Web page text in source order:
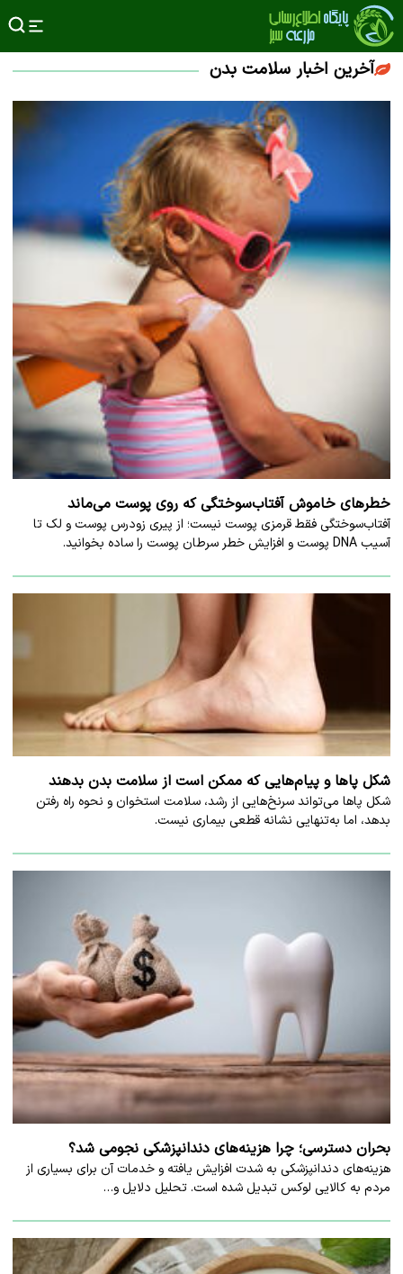
آخرین اخبار سلامت بدن
خطرهای خاموش آفتاب‌سوختگی که روی پوست می‌ماند
آفتاب‌سوختگی فقط قرمزی پوست نیست؛ از پیری زودرس پوست و لک تا
آسیب DNA پوست و افزایش خطر سرطان پوست را ساده بخوانید.
شکل پاها و پیام‌هایی که ممکن است از سلامت بدن بدهند
شکل پاها می‌تواند سرنخ‌هایی از رشد، سلامت استخوان و نحوه راه رفتن
بدهد، اما به‌تنهایی نشانه قطعی بیماری نیست.
بحران دسترسی؛ چرا هزینه‌های دندانپزشکی نجومی شد؟
هزینه‌های دندانپزشکی به شدت افزایش یافته و خدمات آن برای بسیاری از
مردم به کالایی لوکس تبدیل شده است. تحلیل دلایل و…